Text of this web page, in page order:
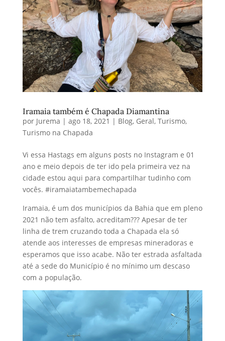
Iramaia também é Chapada Diamantina
por Jurema | ago 18, 2021 | Blog, Geral, Turismo,
Turismo na Chapada
Vi essa Hastags em alguns posts no Instagram e 01
ano e meio depois de ter ido pela primeira vez na
cidade estou aqui para compartilhar tudinho com
vocês. #iramaiatambemechapada
Iramaia, é um dos municípios da Bahia que em pleno
2021 não tem asfalto, acreditam??? Apesar de ter
linha de trem cruzando toda a Chapada ela só
atende aos interesses de empresas mineradoras e
esperamos que isso acabe. Não ter estrada asfaltada
até a sede do Município é no mínimo um descaso
com a população.